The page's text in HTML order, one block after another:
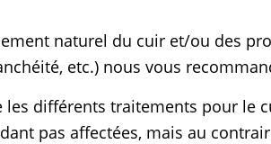
naturel du cuir et/ou des
etc.) nous vous
les différents traitements pour le
pas affectées, mais au